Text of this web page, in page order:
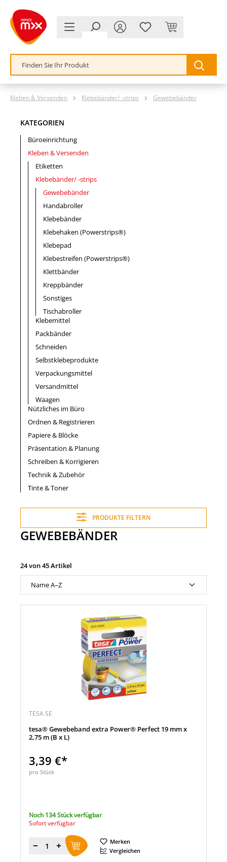
springen
Kleben & Versenden Klebebänder/ -strips Gewebebänder
KATEGORIEN
Büroeinrichtung
Kleben & Versenden
Etiketten
Klebebänder/ -strips
Gewebebänder
Handabroller
Klebebänder
Klebehaken (Powerstrips®)
Klebepad
Klebestreifen (Powerstrips®)
Klettbänder
Kreppbänder
Sonstiges
Tischabroller
Klebemittel
Packbänder
Schneiden
Selbstklebeprodukte
Verpackungsmittel
Versandmittel
Waagen
Nützliches im Büro
Ordnen & Registrieren
Papiere & Blöcke
Präsentation & Planung
Schreiben & Korrigieren
Technik & Zubehör
Tinte & Toner
PRODUKTE FILTERN
GEWEBEBÄNDER
24 von 45 Artikel
TESA SE
tesa® Gewebeband extra Power® Perfect 19 mm x
2,75 m (B x L)
3,39 €*
pro Stück
Noch 134 Stück verfügbar
Sofort verfügbar
Menge
Merken
Vergleichen